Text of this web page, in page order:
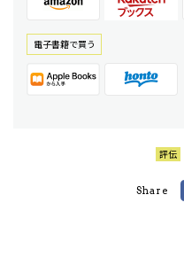
電⼦書籍で買う
評伝
Share